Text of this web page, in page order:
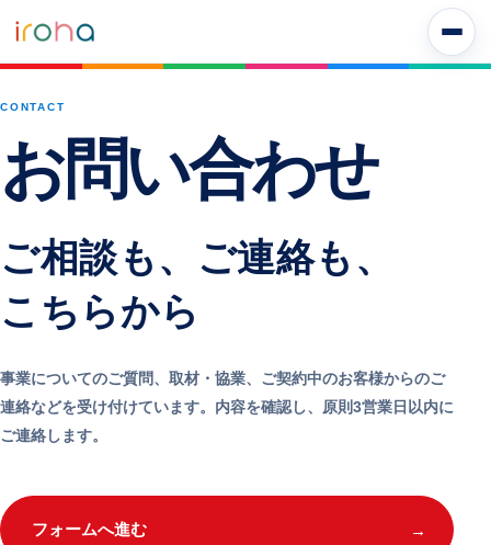
CONTACT
お問い合わせ
ご相談も、ご連絡も、
こちらから
事業についてのご質問、取材・協業、ご契約中のお客様からのご
連絡などを受け付けています。内容を確認し、原則3営業日以内に
ご連絡します。
フォームへ進む →